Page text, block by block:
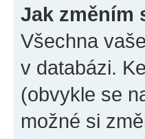
Jak změním
Všechna
v databázi.
(obvykle se
možné si